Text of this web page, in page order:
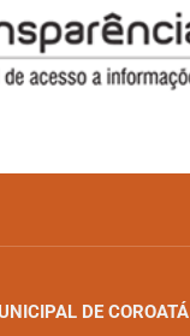
DE COROATÁ